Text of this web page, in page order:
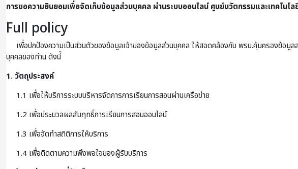
การขอความยินยอมเพื่อจัดเก็บข้อมูลส่วนบุคคล ผ่านระบบออนไลน์ศูนย์นวัตกรรมและเทคโนโ
Full policy
เพื่อปกป้องความเป็นส่วนตัวของข้อมูลเจ้าของข้อมูลส่วนบุคคล ให้สอดคล้องกับ พรบ.คุ้มครองข้อมูล
บุคคลของท่าน ดังนี้
1. วัตถุประสงค์
1.1 เพื่อให้บริการระบบบริหารจัดการการเรียนการสอนผ่านเครือข่าย
1.2 เพื่อประมวลผลสัมฤทธิ์การเรียนการสอนออนไลน์
1.3 เพื่อจัดทำสถิติการให้บริการ
1.4 เพื่อติดตามความพึงพอใจของผู้รับบริการ